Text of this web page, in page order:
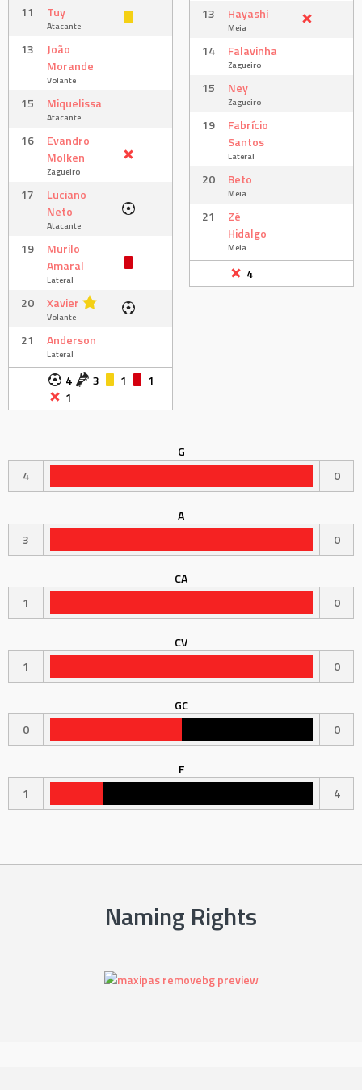
11 Tuy
Atacante
13
João
Morande
Volante
15 Miquelissa
Atacante
16
Evandro
Molken
Zagueiro
17
Luciano
Neto
Atacante
19
Murilo
Amaral
Lateral
20 Xavier
Volante
21 Anderson
Lateral
4 3 1
1
1
13 Hayashi
Meia
14 Falavinha
Zagueiro
15 Ney
Zagueiro
19
Fabrício
Santos
Lateral
20 Beto
Meia
21
Zé
Hidalgo
Meia
4
G
4
0
A
3
0
CA
1
0
CV
1
0
GC
0
0
F
1
4
Naming Rights